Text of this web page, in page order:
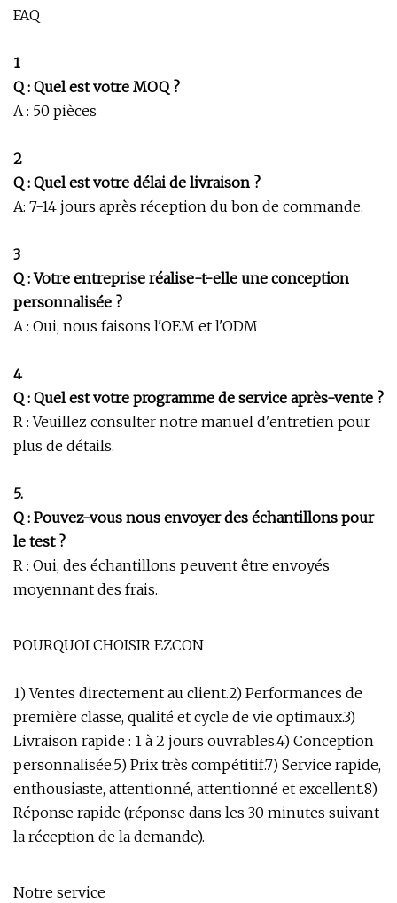
FAQ
1
Q : Quel est votre MOQ ?
A : 50 pièces
2
Q : Quel est votre délai de livraison ?
A: 7-14 jours après réception du bon de commande.
3
Q : Votre entreprise réalise-t-elle une conception
personnalisée ?
A : Oui, nous faisons l'OEM et l'ODM
4
Q : Quel est votre programme de service après-vente ?
R : Veuillez consulter notre manuel d'entretien pour
plus de détails.
5.
Q : Pouvez-vous nous envoyer des échantillons pour
le test ?
R : Oui, des échantillons peuvent être envoyés
moyennant des frais.
POURQUOI CHOISIR EZCON
1) Ventes directement au client.2) Performances de
première classe, qualité et cycle de vie optimaux.3)
Livraison rapide : 1 à 2 jours ouvrables.4) Conception
personnalisée.5) Prix très compétitif.7) Service rapide,
enthousiaste, attentionné, attentionné et excellent.8)
Réponse rapide (réponse dans les 30 minutes suivant
la réception de la demande).
Notre service